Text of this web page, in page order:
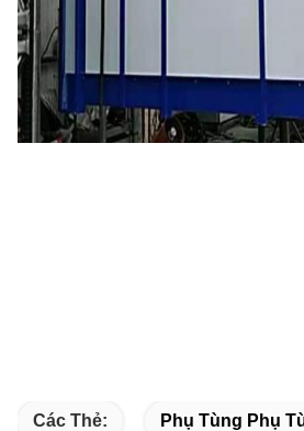
Các Thẻ: Phụ Tùng Phụ